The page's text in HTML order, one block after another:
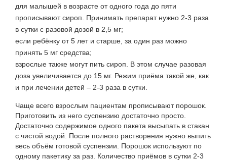
для малышей в возрасте от одного года до пяти
прописывают сироп. Принимать препарат нужно 2-3 раза
в сутки с разовой дозой в 2,5 мг;
если ребёнку от 5 лет и старше, за один раз можно
принять 5 мг средства;
взрослые также могут пить сироп. В этом случае разовая
доза увеличивается до 15 мг. Режим приёма такой же, как
и при лечении детей – 2-3 раза в сутки.
Чаще всего взрослым пациентам прописывают порошок.
Приготовить из него суспензию достаточно просто.
Достаточно содержимое одного пакета высыпать в стакан
с чистой водой. После полного растворения нужно выпить
весь объём готовой суспензии. Порошок используют по
одному пакетику за раз. Количество приёмов в сутки 2-3